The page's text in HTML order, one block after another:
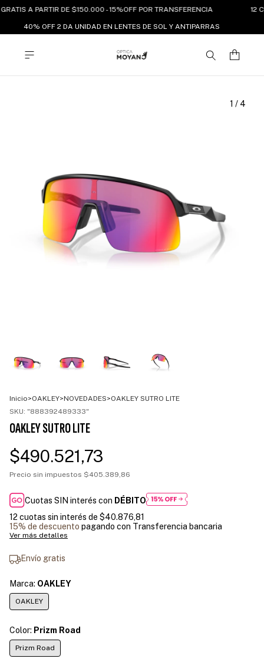
A PARTIR DE $150.000 - 15%OFF POR TRANSFERENCIA 12
40% OFF 2 DA UNIDAD EN LENTES DE SOL Y ANTIPARRAS
1 / 4
Inicio>OAKLEY>NOVEDADES>OAKLEY SUTRO LITE
SKU: "888392489333"
OAKLEY SUTRO LITE
$490.521,73
Precio sin impuestos $405.389,86
Cuotas SIN interés con DÉBITO
12 cuotas sin interés de $40.876,81
15% de descuento pagando con Transferencia bancaria
Ver más detalles
Envío gratis
Marca: OAKLEY
OAKLEY
Color: Prizm Road
Prizm Road